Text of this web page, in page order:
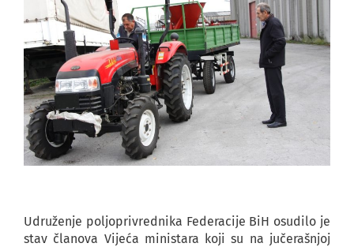
Udruženje poljoprivrednika Federacije BiH osudilo je
stav članova Vijeća ministara koji su na jučerašnjoj